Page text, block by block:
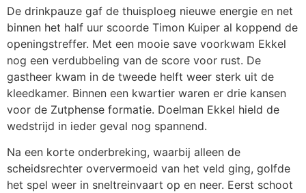
De drinkpauze gaf de thuisploeg nieuwe energie en net
binnen het half uur scoorde Timon Kuiper al koppend de
openingstreffer. Met een mooie save voorkwam Ekkel
nog een verdubbeling van de score voor rust. De
gastheer kwam in de tweede helft weer sterk uit de
kleedkamer. Binnen een kwartier waren er drie kansen
voor de Zutphense formatie. Doelman Ekkel hield de
wedstrijd in ieder geval nog spannend.
Na een korte onderbreking, waarbij alleen de
scheidsrechter oververmoeid van het veld ging, golfde
het spel weer in sneltreinvaart op en neer. Eerst schoot